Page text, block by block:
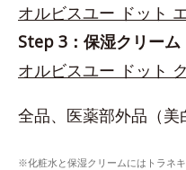
オルビスユー ドット
Step 3：保湿クリーム
オルビスユー ドット
全品、医薬部外品（美
※化粧水と保湿クリームにはトラネ